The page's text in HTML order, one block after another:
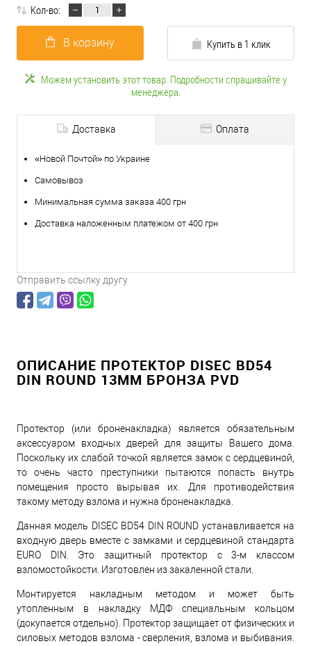
Кол-во:
В корзину Купить в 1 клик
Можем установить этот товар. Подробности спрашивайте у
менеджера.
Доставка Оплата
«Новой Почтой» по Украине
Самовывоз
Минимальная сумма заказа 400 грн
Доставка наложенным платежом от 400 грн
Отправить ссылку другу
ОПИСАНИЕ ПРОТЕКТОР DISEC BD54
DIN ROUND 13ММ БРОНЗА PVD
Протектор (или броненакладка) является обязательным
аксессуаром входных дверей для защиты Вашего дома.
Поскольку их слабой точкой является замок с сердцевиной,
то очень часто преступники пытаются попасть внутрь
помещения просто вырывая их. Для противодействия
такому методу взлома и нужна броненакладка.
Данная модель DISEC BD54 DIN ROUND устанавливается на
входную дверь вместе с замками и сердцевиной стандарта
EURO DIN. Это защитный протектор с 3-м классом
взломостойкости. Изготовлен из закаленной стали.
Монтируется накладным методом и может быть
утопленным в накладку МДФ специальным кольцом
(докупается отдельно). Протектор защищает от физических и
силовых методов взлома - сверления, взлома и выбивания.